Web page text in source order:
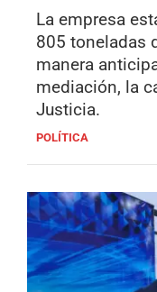
La empresa
805 toneladas
manera
mediación, la
Justicia.
POLÍTICA